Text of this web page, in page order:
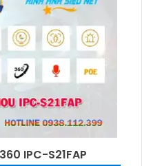
IPC-S21FAP